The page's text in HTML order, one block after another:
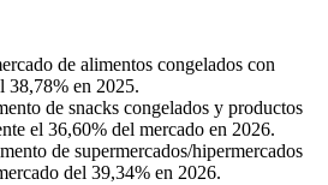
de alimentos congelados con
38,78% en 2025.
de snacks congelados y productos
el 36,60% del mercado en 2026.
de supermercados/hipermercados
del 39,34% en 2026.